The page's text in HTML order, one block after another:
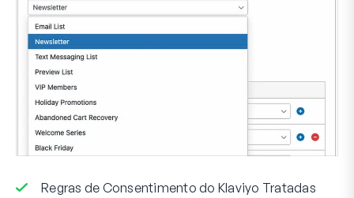
Regras de Consentimento do Klaviyo Tratadas